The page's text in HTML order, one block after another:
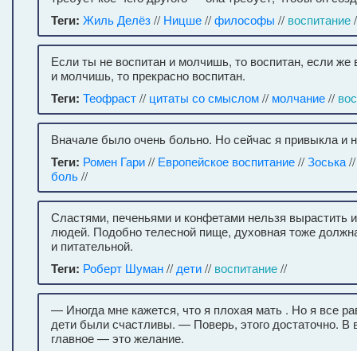
Теги: Жиль Делёз// Ницше//философы // воспитание
Если ты не воспитан и молчишь, то воспитан, если же
и молчишь, то прекрасно воспитан.
Теги: Теофраст// цитаты со смыслом// молчание//
Вначале было очень больно. Но сейчас я привыкла и
Теги: Ромен Гари// Европейское воспитание//Зоська
боль//
Сластями, печеньями и конфетами нельзя вырастить
людей. Подобно телесной пище, духовная тоже
и питательной.
Теги: Роберт Шуман// дети// воспитание//
— Иногда мне кажется, что я плохая мать . Но я все
дети были счастливы. — Поверь, этого достаточно. В
главное — это желание.